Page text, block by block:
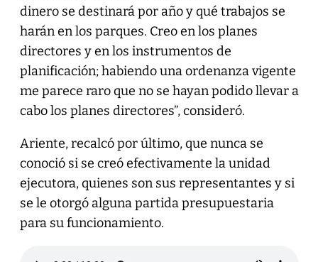
dinero se destinará por año y qué trabajos se
harán en los parques. Creo en los planes
directores y en los instrumentos de
planificación; habiendo una ordenanza vigente
me parece raro que no se hayan podido llevar a
cabo los planes directores”, consideró.
Ariente, recalcó por último, que nunca se
conoció si se creó efectivamente la unidad
ejecutora, quienes son sus representantes y si
se le otorgó alguna partida presupuestaria
para su funcionamiento.